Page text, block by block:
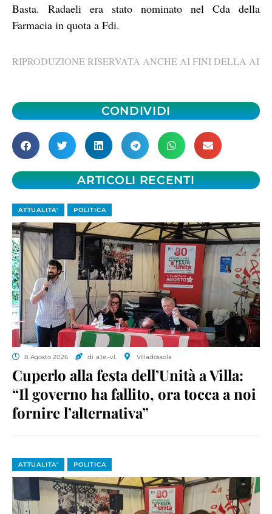
Basta. Radaeli era stato nominato nel Cda della
Farmacia in quota a Fdi.
RIPRODUZIONE RISERVATA ANCHE AI FINI DELLA AI
CONDIVIDI
ARTICOLI RECENTI
ATTUALITA' POLITICA
8 Agosto 2026 di a.te.-v.l. Villadossola
Cuperlo alla festa dell’Unità a Villa:
“Il governo ha fallito, ora tocca a noi
fornire l’alternativa”
ATTUALITA' POLITICA